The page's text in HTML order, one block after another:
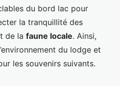
du bord lac pour
la tranquillité des
de la faune locale. Ainsi,
du lodge et
les souvenirs suivants.